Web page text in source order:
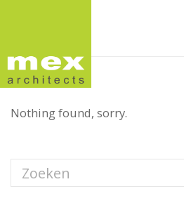
Nothing found, sorry.